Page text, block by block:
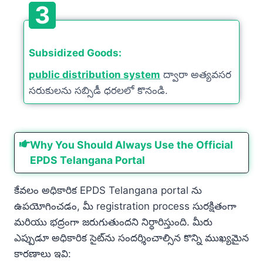
3
Subsidized Goods:
public distribution system ద్వారా అత్యవసర
సరుకులను సబ్సిడీ ధరలలో కొనండి.
Why You Should Always Use the Official
EPDS Telangana Portal
కేవలం అధికారిక EPDS Telangana portal ను
ఉపయోగించడం, మీ registration process సురక్షితంగా
మరియు భద్రంగా జరుగుతుందని నిర్ధారిస్తుంది. మీరు
ఎప్పుడూ అధికారిక సైట్‌ను సందర్శించాల్సిన కొన్ని ముఖ్యమైన
కారణాలు ఇవి: